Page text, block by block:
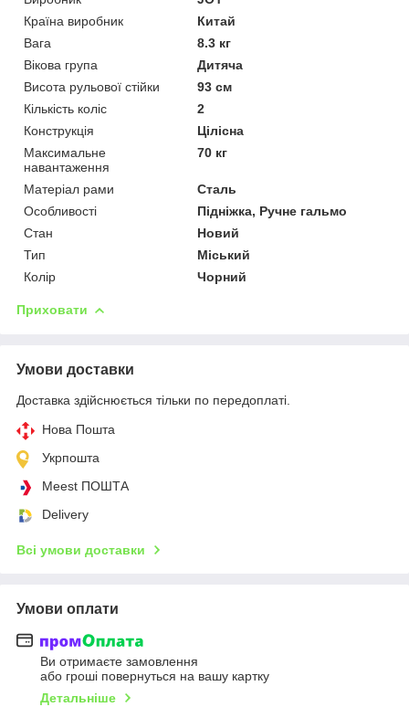
Країна виробник
Китай
Вага
8.3 кг
Вікова група
Дитяча
Висота рульової стійки
93 см
Кількість коліс
2
Конструкція
Цілісна
Максимальне
навантаження
70 кг
Матеріал рами
Сталь
Особливості
Підніжка, Ручне гальмо
Стан
Новий
Тип
Міський
Колір
Чорний
Приховати
Умови доставки
Доставка здійснюється тільки по передоплаті.
Нова Пошта
Укрпошта
Meest ПОШТА
Delivery
Всі умови доставки
Умови оплати
Ви отримаєте замовлення
або гроші повернуться на вашу картку
Детальніше